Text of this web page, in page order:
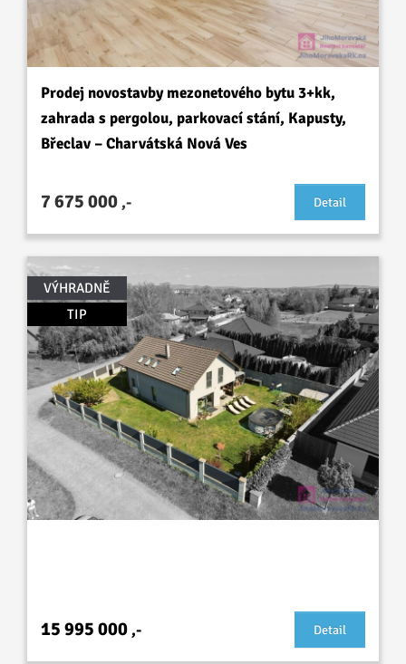
Prodej novostavby mezonetového bytu 3+kk,
zahrada s pergolou, parkovací stání, Kapusty,
Břeclav – Charvátská Nová Ves
7 675 000 ,- Detail
VÝHRADNĚ
TIP
15 995 000 ,- Detail